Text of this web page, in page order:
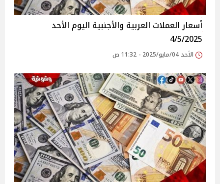
أسعار العملات العربية والأجنبية اليوم الأحد
4/5/2025
الأحد 04/مايو/2025 - 11:32 ص